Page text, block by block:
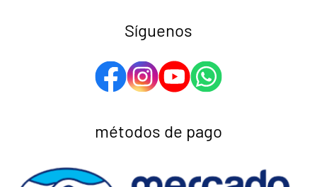
Síguenos
métodos de pago